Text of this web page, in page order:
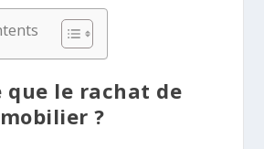
que le rachat de
?